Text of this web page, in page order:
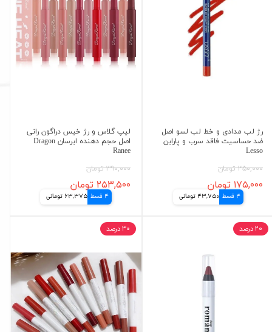
رژ لب مدادی و خط لب لسو اصل
ضد حساسیت فاقد سرب و پارابن
Lesso
۳۵۰,۰۰۰ تومان
۱۷۵,۰۰۰ تومان
4 قسط 43,750 تومانی
لیپ گلاس و رژ خیس دراگون رانی
اصل حجم دهنده ابرسان Dragon
Ranee
۳۹۰,۰۰۰ تومان
۲۵۳,۵۰۰ تومان
4 قسط 63,375 تومانی
۲۰ درصد ۳۰ درصد